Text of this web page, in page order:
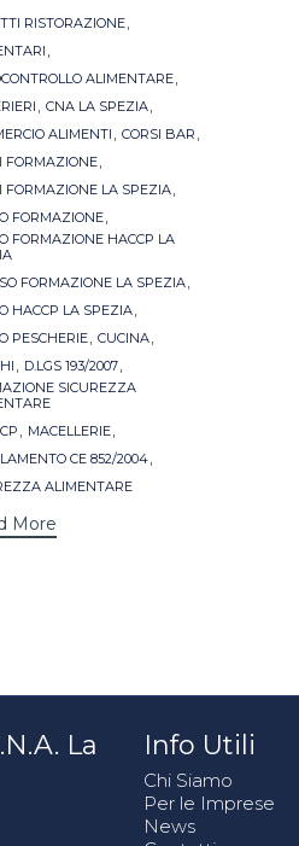
RISTORAZIONE,
,
ALIMENTARE,
, CNA LA SPEZIA,
ALIMENTI , CORSI BAR ,
FORMAZIONE,
FORMAZIONE LA SPEZIA,
FORMAZIONE,
FORMAZIONE HACCP LA
FORMAZIONE LA SPEZIA,
HACCP LA SPEZIA,
PESCHERIE, CUCINA,
, D.LGS 193/2007,
SICUREZZA
, MACELLERIE,
CE 852/2004,
ALIMENTARE
More
La
Info Utili
Chi Siamo
Per le Imprese
News